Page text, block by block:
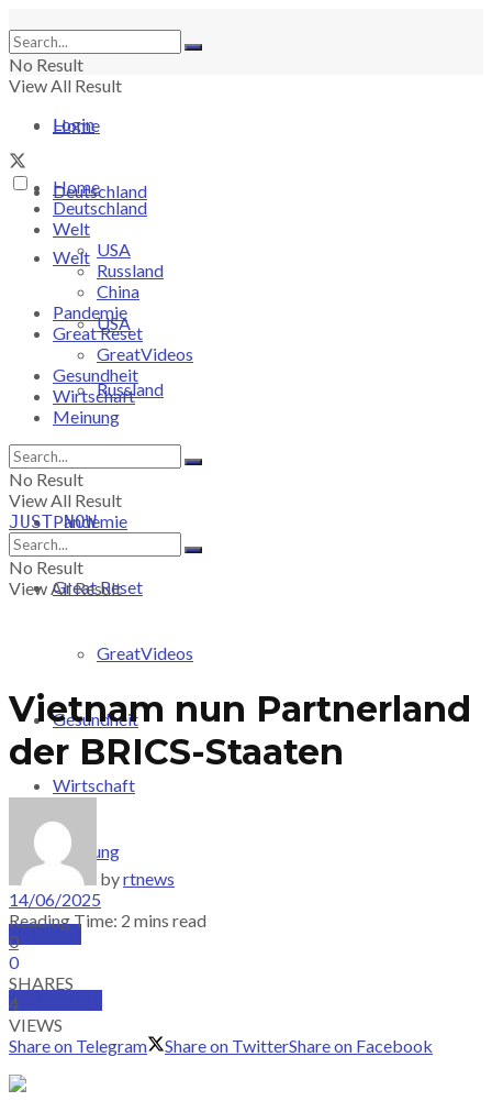
No Result
View All Result
Login
Home
Deutschland
Welt
USA
Russland
Pandemie
Great Reset
GreatVideos
Gesundheit
Wirtschaft
Meinung
PRICING
SUBSCRIBE
Home
Deutschland
Welt
USA
Russland
China
Pandemie
Great Reset
GreatVideos
Gesundheit
Wirtschaft
Meinung
No Result
View All Result
JUST-NOW
No Result
View All Result
Vietnam nun Partnerland
der BRICS-Staaten
byrtnews
14/06/2025
Reading Time: 2 mins read
0
0
SHARES
4
VIEWS
Share on Telegram
Share on TwitterShare on Facebook